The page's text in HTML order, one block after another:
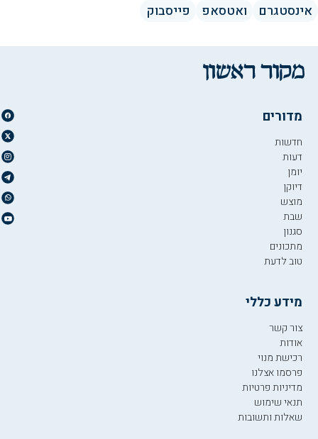
אינסטגרם ואטסאפ פייסבוק
מדורים
חדשות
דעות
יומן
דיוקן
מוצש
שבת
סגנון
מתכונים
טוב לדעת
מידע כללי
צור קשר
אודות
רכישת מנוי
פרסמו אצלנו
מדיניות פרטיות
תנאי שימוש
שאלות ותשובות